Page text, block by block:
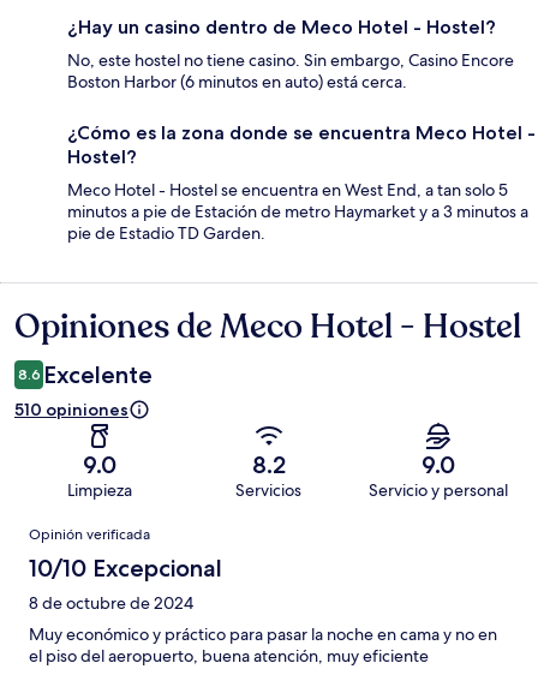
¿Hay un casino dentro de Meco Hotel - Hostel?
No, este hostel no tiene casino. Sin embargo, Casino Encore
Boston Harbor (6 minutos en auto) está cerca.
¿Cómo es la zona donde se encuentra Meco Hotel -
Hostel?
Meco Hotel - Hostel se encuentra en West End, a tan solo 5
minutos a pie de Estación de metro Haymarket y a 3 minutos a
pie de Estadio TD Garden.
Opiniones
Opiniones de Meco Hotel - Hostel
8.6 Excelente
510 opiniones
9.0
Limpieza
8.2
Servicios
9.0
Servicio y personal
Opiniones
Opinión verificada
10/10 Excepcional
8 de octubre de 2024
Muy económico y práctico para pasar la noche en cama y no en
el piso del aeropuerto, buena atención, muy eficiente